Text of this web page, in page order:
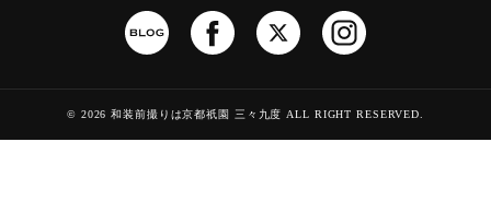
© 2026 和装前撮りは京都祇園 三々九度 ALL RIGHT RESERVED.